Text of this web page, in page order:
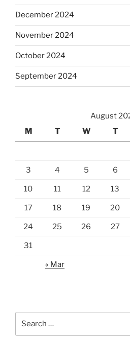
December 2024
November 2024
October 2024
September 2024
August
M
T W T
3 4 5 6
10 11 12 13
17 18 19 20
24 25 26 27
31
« Mar